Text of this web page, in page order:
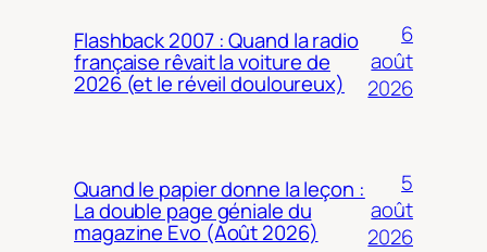
Flashback 2007 : Quand la radio
française rêvait la voiture de
2026 (et le réveil douloureux)
6
août
2026
Quand le papier donne la leçon :
La double page géniale du
magazine Evo (Août 2026)
5
août
2026